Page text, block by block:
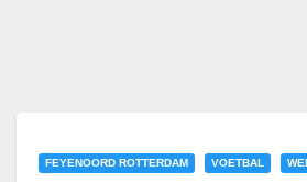
FEYENOORD ROTTERDAM VOETBAL